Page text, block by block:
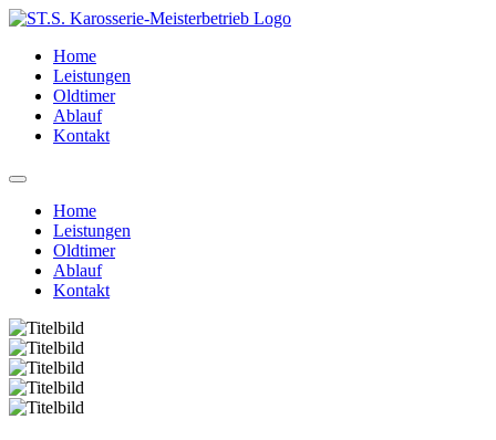
Home
Leistungen
Oldtimer
Ablauf
Kontakt
Home
Leistungen
Oldtimer
Ablauf
Kontakt